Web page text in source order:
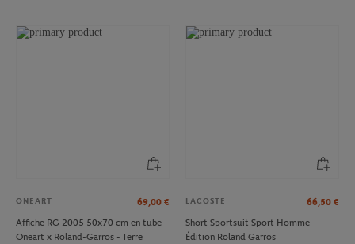
ONEART 69,00 €
Affiche RG 2005 50x70 cm en tube
Oneart x Roland-Garros - Terre
LACOSTE 66,50 €
Short Sportsuit Sport Homme
Édition Roland Garros